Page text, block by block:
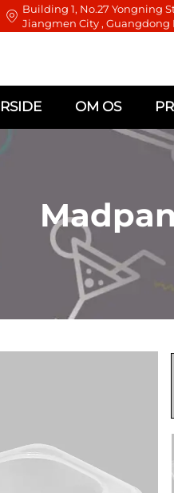
Building 1, No.27 Yongning
Jiangmen City , Guangdong
OM OS